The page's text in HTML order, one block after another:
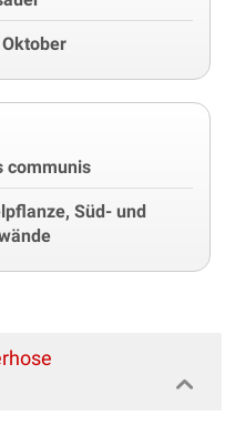
Oktober
communis
Süd- und